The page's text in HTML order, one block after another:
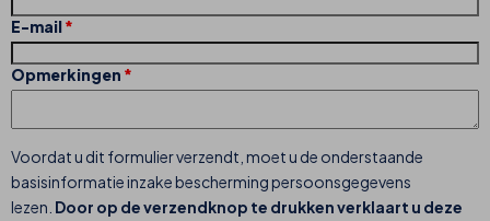
E-mail
Opmerkingen
Voordat u dit formulier verzendt, moet u de onderstaande
basisinformatie inzake bescherming persoonsgegevens
lezen. Door op de verzendknop te drukken verklaart u deze